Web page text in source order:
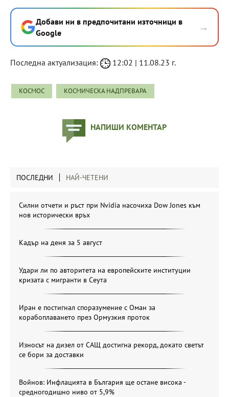
Добави ни в предпочитани източници в
Google
→
Последна актуализация: 12:02 | 11.08.23 г.
КОСМОС КОСМИЧЕСКА НАДПРЕВАРА
НАПИШИ КОМЕНТАР
ПОСЛЕДНИ НАЙ-ЧЕТЕНИ
Силни отчети и ръст при Nvidia насочиха Dow Jones към
нов исторически връх
Кадър на деня за 5 август
Удари ли по авторитета на европейските институции
кризата с мигранти в Сеута
Иран е постигнал споразумение с Оман за
корабоплаването през Ормузкия проток
Износът на дизел от САЩ достигна рекорд, докато светът
се бори за доставки
Войнов: Инфлацията в България ще остане висока -
средногодишно ниво от 5,9%